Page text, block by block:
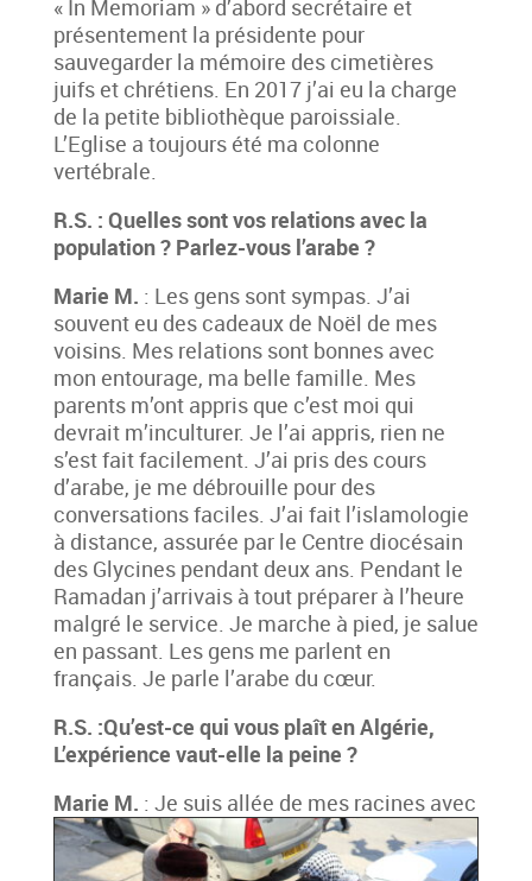
« In Memoriam » d’abord secrétaire et
présentement la présidente pour
sauvegarder la mémoire des cimetières
juifs et chrétiens. En 2017 j’ai eu la charge
de la petite bibliothèque paroissiale.
L’Eglise a toujours été ma colonne
vertébrale.
R.S. : Quelles sont vos relations avec la
population ? Parlez-vous l’arabe ?
Marie M. : Les gens sont sympas. J’ai
souvent eu des cadeaux de Noël de mes
voisins. Mes relations sont bonnes avec
mon entourage, ma belle famille. Mes
parents m’ont appris que c’est moi qui
devrait m’inculturer. Je l’ai appris, rien ne
s’est fait facilement. J’ai pris des cours
d’arabe, je me débrouille pour des
conversations faciles. J’ai fait l’islamologie
à distance, assurée par le Centre diocésain
des Glycines pendant deux ans. Pendant le
Ramadan j’arrivais à tout préparer à l’heure
malgré le service. Je marche à pied, je salue
en passant. Les gens me parlent en
français. Je parle l’arabe du cœur.
R.S. :Qu’est-ce qui vous plaît en Algérie,
L’expérience vaut-elle la peine ?
Marie M. : Je suis allée de mes racines avec